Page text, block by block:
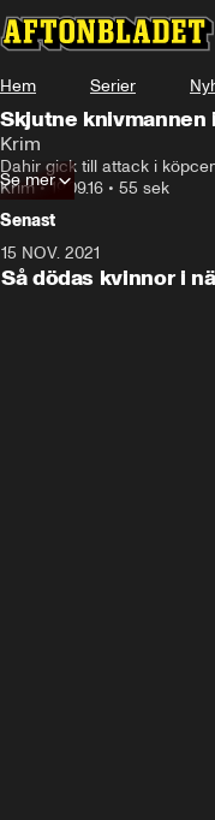
Hem Serier
Skjutne knivmannen
Krim
Dahir gick till attack i
Krim•19.09.16 • 55 sek
Se mer
Senast
15 NOV. 2021
Så dödas kvinnor i